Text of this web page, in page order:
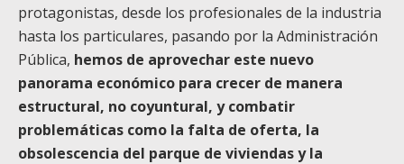
protagonistas, desde los profesionales de la industria
hasta los particulares, pasando por la Administración
Pública, hemos de aprovechar este nuevo
panorama económico para crecer de manera
estructural, no coyuntural, y combatir
problemáticas como la falta de oferta, la
obsolescencia del parque de viviendas y la